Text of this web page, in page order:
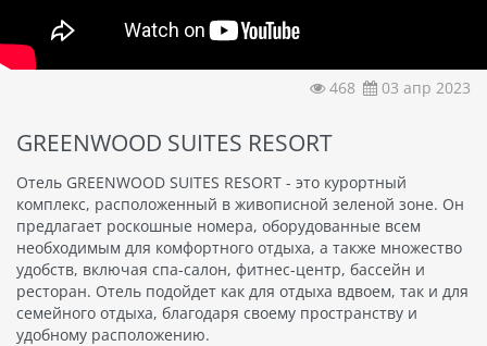
468 03 апр 2023
GREENWOOD SUITES RESORT
Отель GREENWOOD SUITES RESORT - это курортный
комплекс, расположенный в живописной зеленой зоне. Он
предлагает роскошные номера, оборудованные всем
необходимым для комфортного отдыха, а также множество
удобств, включая спа-салон, фитнес-центр, бассейн и
ресторан. Отель подойдет как для отдыха вдвоем, так и для
семейного отдыха, благодаря своему пространству и
удобному расположению.